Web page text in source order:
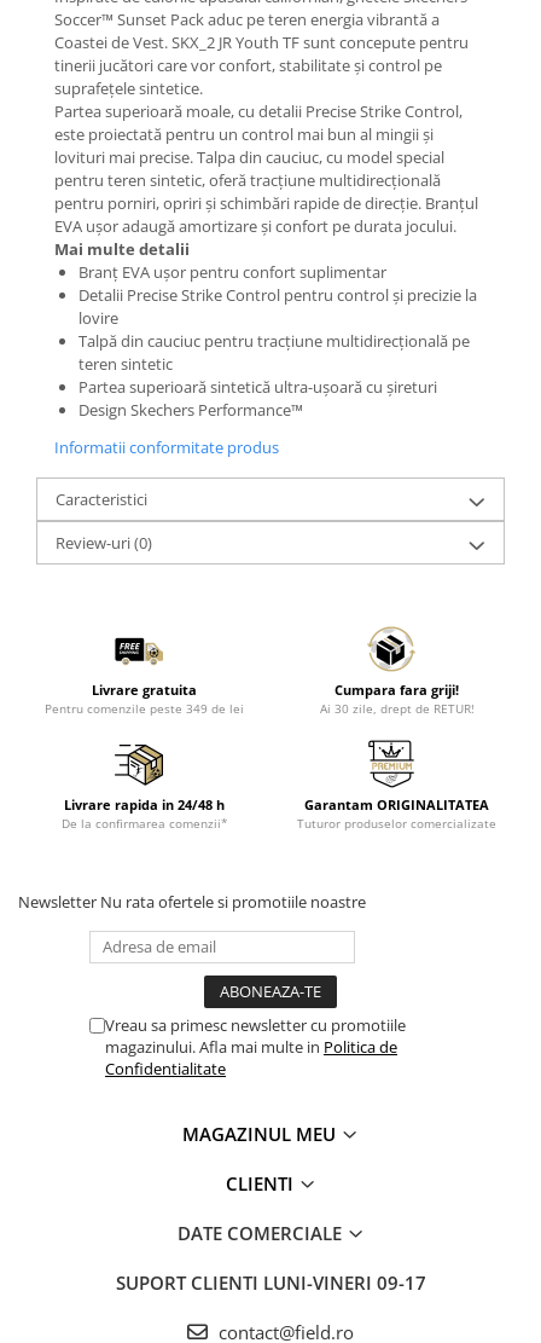
Soccer™ Sunset Pack aduc pe teren energia vibrantă a
Coastei de Vest. SKX_2 JR Youth TF sunt concepute pentru
tinerii jucători care vor confort, stabilitate și control pe
suprafețele sintetice.
Partea superioară moale, cu detalii Precise Strike Control,
este proiectată pentru un control mai bun al mingii și
lovituri mai precise. Talpa din cauciuc, cu model special
pentru teren sintetic, oferă tracțiune multidirecțională
pentru porniri, opriri și schimbări rapide de direcție. Branțul
EVA ușor adaugă amortizare și confort pe durata jocului.
Mai multe detalii
Branț EVA ușor pentru confort suplimentar
Detalii Precise Strike Control pentru control și precizie la
lovire
Talpă din cauciuc pentru tracțiune multidirecțională pe
teren sintetic
Partea superioară sintetică ultra-ușoară cu șireturi
Design Skechers Performance™
Informatii conformitate produs
Caracteristici
Review-uri(0)
Livrare gratuita
Pentru comenzile peste 349 de lei
Cumpara fara griji!
Ai 30 zile, drept de RETUR!
Livrare rapida in 24/48 h
De la confirmarea comenzii*
Garantam ORIGINALITATEA
Tuturor produselor comercializate
Newsletter Nu rata ofertele si promotiile noastre
Vreau sa primesc newsletter cu promotiile
magazinului. Afla mai multe in Politica de
Confidentialitate
MAGAZINUL MEU
CLIENTI
DATE COMERCIALE
SUPORT CLIENTI LUNI-VINERI 09-17
contact@field.ro